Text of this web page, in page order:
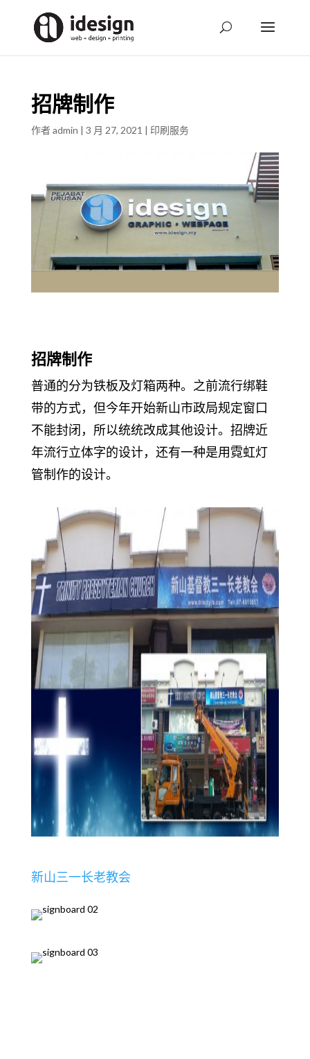
招牌制作
作者admin | 3 月 27, 2021 | 印刷服务
招牌制作
普通的分为铁板及灯箱两种。之前流行绑鞋
带的方式，但今年开始新山市政局规定窗口
不能封闭，所以统统改成其他设计。招牌近
年流行立体字的设计，还有一种是用霓虹灯
管制作的设计。
新山三一长老教会